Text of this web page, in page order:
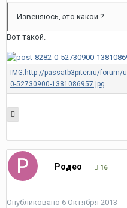
Извеняюсь, это какой ?
Вот такой.
Родео 16
Опубликовано 6 Октября 2013